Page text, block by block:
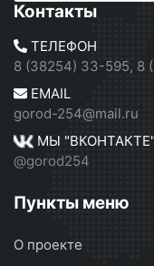
Контакты
ТЕЛЕФОН
8 (38254) 33-595, 8
EMAIL
gorod-254@mail.ru
МЫ "ВКОНТАКТЕ"
@gorod254
Пункты меню
О проекте